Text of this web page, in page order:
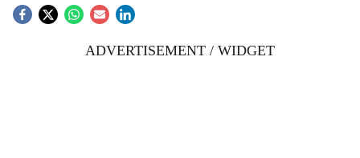
ADVERTISEMENT / WIDGET